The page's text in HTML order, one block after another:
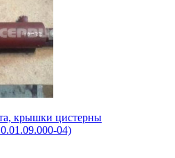
крышки цистерны
04)